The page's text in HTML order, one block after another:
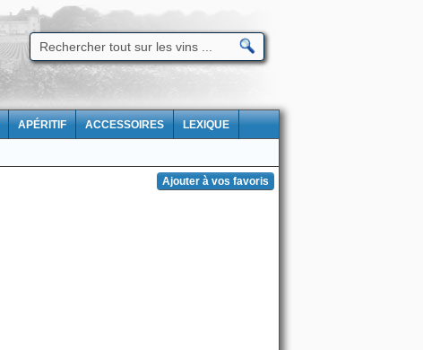
APÉRITIF ACCESSOIRES LEXIQUE